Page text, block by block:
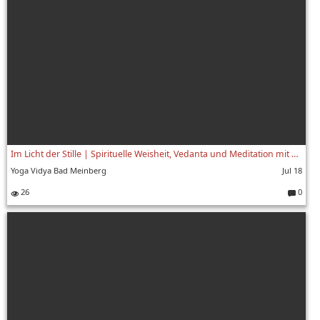
Im Licht der Stille | Spirituelle Weisheit, Vedanta und Meditation mit Swami Yogaswarupananda | 6/8
Yoga Vidya Bad Meinberg
Jul 18
26
0